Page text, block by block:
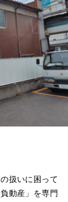
扱いに困って
動産」を専門